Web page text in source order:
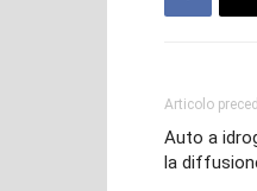
Articolo
Auto a
la